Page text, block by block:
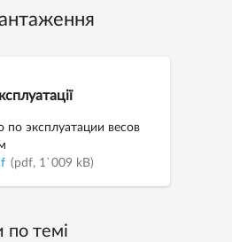
по эксплуатации весов
(pdf, 1`009 kB)
темі